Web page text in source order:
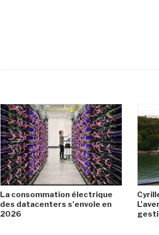
La consommation électrique
des datacenters s'envole en
2026